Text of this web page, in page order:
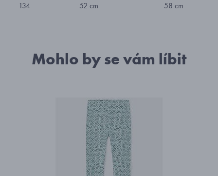
134 52 cm 58 cm
Mohlo by se vám líbit